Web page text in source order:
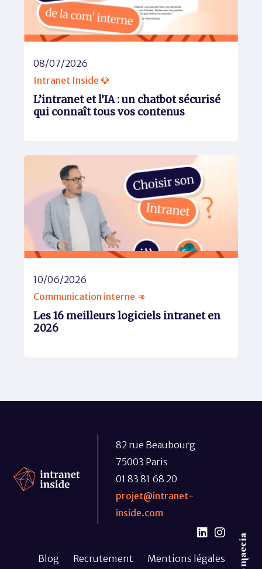
08/07/2026
Intranet Inside 💎
L’intranet et l’IA : un chatbot sécurisé
qui connaît tous vos contenus
10/06/2026
Communication interne 👊
Les 16 meilleurs logiciels intranet en
2026
82 rue Beaubourg
75003 Paris
01 83 81 68 20
projet@intranet-
inside.com
Blog Recrutement Mentions légales